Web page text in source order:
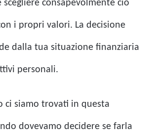
scegliere consapevolmente ciò
i propri valori. La decisione
dalla tua situazione finanziaria
personali.
ci siamo trovati in questa
dovevamo decidere se farla